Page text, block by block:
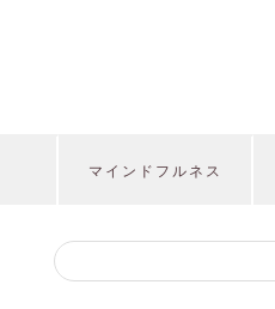
マインドフルネス